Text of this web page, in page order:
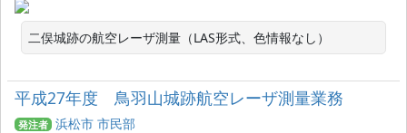
二俣城跡の航空レーザ測量（LAS形式、色情報なし）
平成27年度 鳥羽山城跡航空レーザ測量業務
発注者 浜松市 市民部